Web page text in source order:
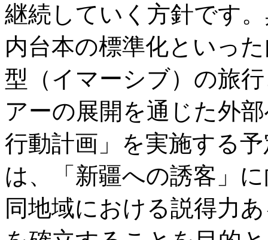
継続していく方針です
内台本の標準化といっ
型（イマーシブ）の旅
アーの展開を通じた外
行動計画」を実施する
は、「新疆への誘客」
同地域における説得力